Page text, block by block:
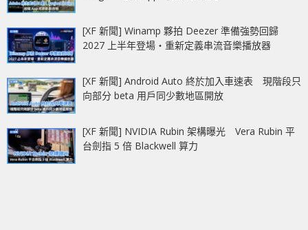
[XF 新聞] Winamp 夥拍 Deezer 準備強勢回歸
2027 上半年登場‧重新定義串流音樂播放器
[XF 新聞] Android Auto 終於加入車速表 現階段只
向部分 beta 用戶同少數地區開放
[XF 新聞] NVIDIA Rubin 架構曝光 Vera Rubin 平
台劍指 5 倍 Blackwell 算力